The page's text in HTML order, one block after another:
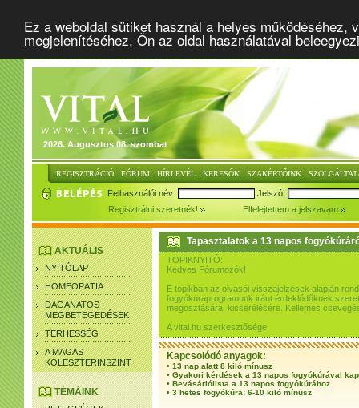
Ez a weboldal sütiket használ a helyes
megjelenítéséhez. Ön az oldal használatával
2026. Augusztus 08. szombat
REGISZTRÁCIÓ : FÓRUM : HÍRLEVÉL : KERESŐK : SZAKÉRTŐINK :
Felhasználói név:
Jelszó:
Regisztrálni szeretnék!
Elfelejtettem a jelszavam
AKTUÁLIS
NYITÓLAP
HOMEOPÁTIA
DAGANATOS
MEGBETEGEDÉSEK
TERHESSÉG
A MAGAS
KOLESZTERINSZINT
TÉMÁINK
Tapasztalatok a 13 napos
TOPIKNYITÓ:
Kedves Fórumozók!
E topikban az olvasói visszajelzések alapján
fogyókúraprogramunk iránt érdeklődőknek
megosztására, kicserélésére. Kellemes
A vital.hu szerkesztősége
Kapcsolódó anyagok:
• 13 nap alatt 8 kiló mínusz
• Gyakori kérdések a 13 napos fogyókúrával
• Bevásárlólista a 13 napos fogyókúrához
• 3 hetes fogyókúra: 6-10 kiló mínusz